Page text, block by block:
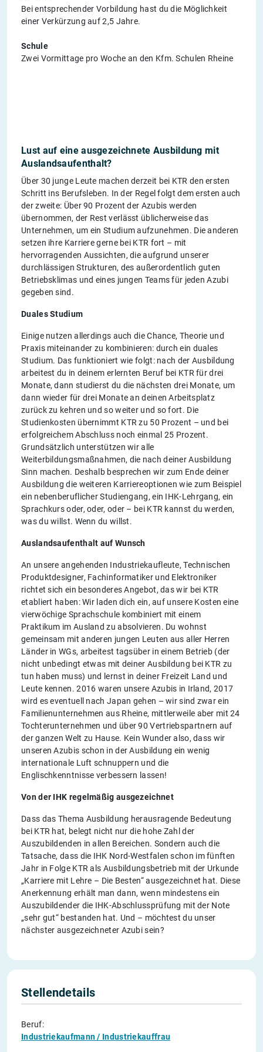
Bei entsprechender Vorbildung hast du die Möglichkeit
einer Verkürzung auf 2,5 Jahre.
Schule
Zwei Vormittage pro Woche an den Kfm. Schulen Rheine
Lust auf eine ausgezeichnete Ausbildung mit
Auslandsaufenthalt?
Über 30 junge Leute machen derzeit bei KTR den ersten
Schritt ins Berufsleben. In der Regel folgt dem ersten auch
der zweite: Über 90 Prozent der Azubis werden
übernommen, der Rest verlässt üblicherweise das
Unternehmen, um ein Studium aufzunehmen. Die anderen
setzen ihre Karriere gerne bei KTR fort – mit
hervorragenden Aussichten, die aufgrund unserer
durchlässigen Strukturen, des außerordentlich guten
Betriebsklimas und eines jungen Teams für jeden Azubi
gegeben sind.
Duales Studium
Einige nutzen allerdings auch die Chance, Theorie und
Praxis miteinander zu kombinieren: durch ein duales
Studium. Das funktioniert wie folgt: nach der Ausbildung
arbeitest du in deinem erlernten Beruf bei KTR für drei
Monate, dann studierst du die nächsten drei Monate, um
dann wieder für drei Monate an deinen Arbeitsplatz
zurück zu kehren und so weiter und so fort. Die
Studienkosten übernimmt KTR zu 50 Prozent – und bei
erfolgreichem Abschluss noch einmal 25 Prozent.
Grundsätzlich unterstützen wir alle
Weiterbildungsmaßnahmen, die nach deiner Ausbildung
Sinn machen. Deshalb besprechen wir zum Ende deiner
Ausbildung die weiteren Karriereoptionen wie zum Beispiel
ein nebenberuflicher Studiengang, ein IHK-Lehrgang, ein
Sprachkurs oder, oder, oder – bei KTR kannst du werden,
was du willst. Wenn du willst.
Auslandsaufenthalt auf Wunsch
An unsere angehenden Industriekaufleute, Technischen
Produktdesigner, Fachinformatiker und Elektroniker
richtet sich ein besonderes Angebot, das wir bei KTR
etabliert haben: Wir laden dich ein, auf unsere Kosten eine
vierwöchige Sprachschule kombiniert mit einem
Praktikum im Ausland zu absolvieren. Du wohnst
gemeinsam mit anderen jungen Leuten aus aller Herren
Länder in WGs, arbeitest tagsüber in einem Betrieb (der
nicht unbedingt etwas mit deiner Ausbildung bei KTR zu
tun haben muss) und lernst in deiner Freizeit Land und
Leute kennen. 2016 waren unsere Azubis in Irland, 2017
wird es eventuell nach Japan gehen – wir sind zwar ein
Familienunternehmen aus Rheine, mittlerweile aber mit 24
Tochterunternehmen und über 90 Vertriebspartnern auf
der ganzen Welt zu Hause. Kein Wunder also, dass wir
unseren Azubis schon in der Ausbildung ein wenig
internationale Luft schnuppern und die
Englischkenntnisse verbessern lassen!
Von der IHK regelmäßig ausgezeichnet
Dass das Thema Ausbildung herausragende Bedeutung
bei KTR hat, belegt nicht nur die hohe Zahl der
Auszubildenden in allen Bereichen. Sondern auch die
Tatsache, dass die IHK Nord-Westfalen schon im fünften
Jahr in Folge KTR als Ausbildungsbetrieb mit der Urkunde
„Karriere mit Lehre – Die Besten“ ausgezeichnet hat. Diese
Anerkennung erhält man dann, wenn mindestens ein
Auszubildender die IHK-Abschlussprüfung mit der Note
„sehr gut“ bestanden hat. Und – möchtest du unser
nächster ausgezeichneter Azubi sein?
Stellendetails
Beruf:
Industriekaufmann / Industriekauffrau